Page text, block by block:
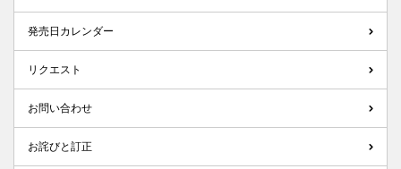
発売日カレンダー
リクエスト
お問い合わせ
お詫びと訂正